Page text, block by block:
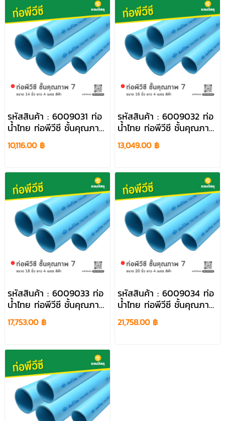
รหัสสินค้า : 6009031 ท่อ
น้ำไทย ท่อพีวีซี ชั้นคุณภาพ
7 ขนาด 14 นิ้ว ยาว 4
เมตร สีฟ้า
10,116.00 ฿
รหัสสินค้า : 6009032 ท่อ
น้ำไทย ท่อพีวีซี ชั้นคุณภาพ
7 ขนาด 16 นิ้ว ยาว 4
เมตร สีฟ้า
13,049.00 ฿
รหัสสินค้า : 6009033 ท่อ
น้ำไทย ท่อพีวีซี ชั้นคุณภาพ
7 ขนาด 18 นิ้ว ยาว 4
เมตร สีฟ้า
17,753.00 ฿
รหัสสินค้า : 6009034 ท่อ
น้ำไทย ท่อพีวีซี ชั้นคุณภาพ
7 ขนาด 20 นิ้ว ยาว 4
เมตร สีฟ้า
21,758.00 ฿